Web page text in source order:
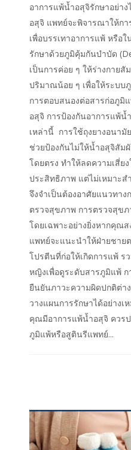
อาการแพ้น้ำอสุจิรักษาอย่า
อสุจิ แพทย์จะพิจารณาให้ก
เพื่อบรรเทาอาการแพ้ หรือ
รักษาด้วยภูมิคุ้มกันบำบัด
เป็นการค่อย ๆ ให้ร่างกาย
ปริมาณน้อย ๆ เพื่อให้ระบบ
การตอบสนองต่อสารก่อภูมิ
อสุจิ การป้องกันอาการแพ้น้
เหล่านี้ การใช้ถุงยางอนามั
ช่วยป้องกันไม่ให้น้ำอสุจิสัม
โดยตรง ทำให้ลดความเสี่ย
ประสิทธิภาพ แต่ไม่เหมาะส
จึงจำเป็นต้องอาศัยแนวทาง
ตรวจสุขภาพ การตรวจสุข
โดยเฉพาะอย่างยิ่งหากคุณ
แพทย์จะแนะนำให้ฝ่ายชาย
โปรตีนที่ก่อให้เกิดการแพ้ ร
หญิงเพื่อดูระดับสารภูมิแพ้
ยืนยันภาวะความผิดปกติต่า
วางแผนการรักษาได้อย่าง
คุณมีอาการแพ้น้ำอสุจิ ควร
ภูมิแพ้หรือสูตินรีแพทย์...